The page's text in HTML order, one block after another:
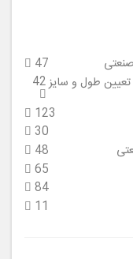
47
طول و سایز42
123
30
48
65
84
11